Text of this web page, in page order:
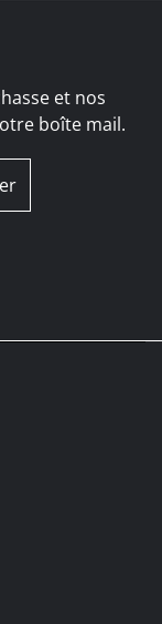
et nos
boîte mail.